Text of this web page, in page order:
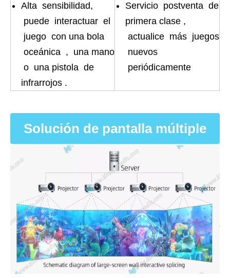
Alta sensibilidad,
puede interactuar el
juego con una bola
oceánica , una mano
o una pistola de
infrarrojos .
Servicio postventa de
primera clase ,
actualice más juegos
nuevos
periódicamente
Solución de pantalla múltiple